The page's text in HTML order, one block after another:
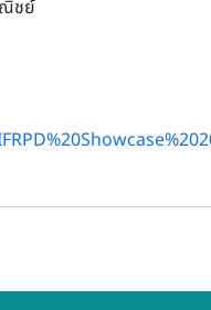
ณิชย์